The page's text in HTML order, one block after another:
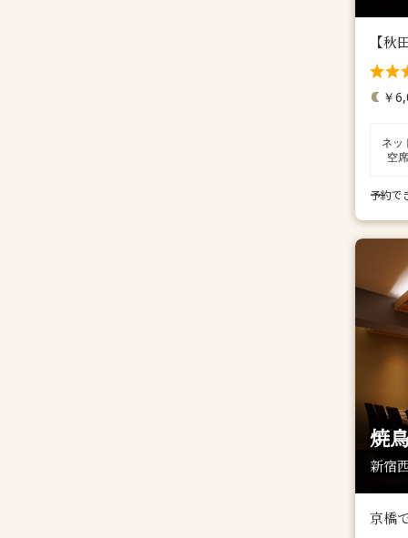
【
￥
ネッ
空
予約で
焼
新宿
京橋